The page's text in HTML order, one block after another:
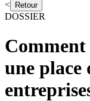
<
Retour
DOSSIER
une place